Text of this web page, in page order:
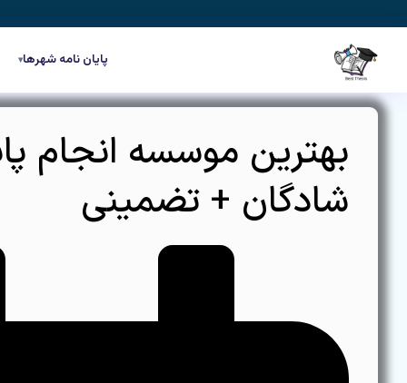
به
محتوا
پایان نامه شهرها▾
بهترین موسسه انجام
شادگان + تضمینی